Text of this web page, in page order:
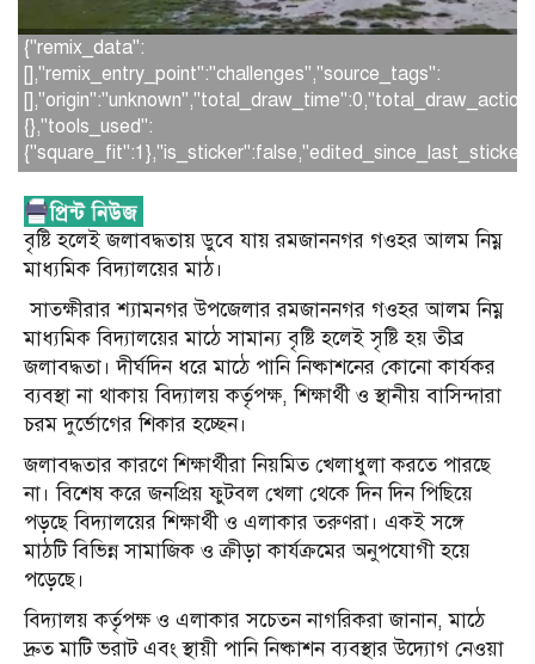
{"remix_data":
[],"remix_entry_point":"challenges","source_tags":
{},"tools_used":
বৃষ্টি হলেই জলাবদ্ধতায় ডুবে যায় রমজাননগর গওহর আলম নিম্ন
মাধ্যমিক বিদ্যালয়ের মাঠ।
সাতক্ষীরার শ্যামনগর উপজেলার রমজাননগর গওহর আলম নিম্ন
মাধ্যমিক বিদ্যালয়ের মাঠে সামান্য বৃষ্টি হলেই সৃষ্টি হয় তীব্র
জলাবদ্ধতা। দীর্ঘদিন ধরে মাঠে পানি নিষ্কাশনের কোনো কার্যকর
ব্যবস্থা না থাকায় বিদ্যালয় কর্তৃপক্ষ, শিক্ষার্থী ও স্থানীয় বাসিন্দারা
চরম দুর্ভোগের শিকার হচ্ছেন।
জলাবদ্ধতার কারণে শিক্ষার্থীরা নিয়মিত খেলাধুলা করতে পারছে
না। বিশেষ করে জনপ্রিয় ফুটবল খেলা থেকে দিন দিন পিছিয়ে
পড়ছে বিদ্যালয়ের শিক্ষার্থী ও এলাকার তরুণরা। একই সঙ্গে
মাঠটি বিভিন্ন সামাজিক ও ক্রীড়া কার্যক্রমের অনুপযোগী হয়ে
পড়েছে।
‎বিদ্যালয় কর্তৃপক্ষ ও এলাকার সচেতন নাগরিকরা জানান, মাঠে
দ্রুত মাটি ভরাট এবং স্থায়ী পানি নিষ্কাশন ব্যবস্থার উদ্যোগ নেওয়া